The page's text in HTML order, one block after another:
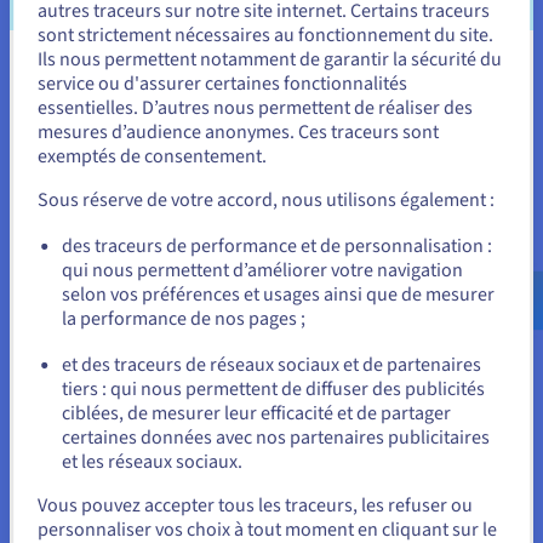
fichiers. Les réseaux de stockage SAN utilisent
généralement des protocoles à haut débit comme Fibre
Channel (FC) ou iSCSI (qui fonctionne sur Ethernet) et
fonctionnent sur un réseau dédié, garantissant ainsi
des performances élevées et une faible latence, isolés
du trafic LAN normal.
périphérique NAS fournit un accès au stockage au
de fichiers dédié. Les utilisateurs et les serveurs
accèdent aux données d’un NAS sous forme de fichiers
et de dossiers via des protocoles standard de partage
de fichiers en réseau, comme NFS (Network File System)
Message Block/Common Internet File System) pour
Windows.
En substance, un SAN est comme l'ajout d'un disque dur en
lecture et écriture à votre serveur (bien que sur un réseau),
Un NAS revient à accéder à un dossier partagé préformaté sur
Vous semblez être localisé en États-
Unis.
Pour commander, rendez-vous sur le site de votre pays (États-
Allez sur le site États-Unis
us.ovhcloud.com/
Anglais USD - $
ou
Rester sur le site actuel
Sélectionner un autre site web
autres traceurs sur notre site internet. Certains traceurs
sont strictement nécessaires au fonctionnement du site.
Ils nous permettent notamment de garantir la sécurité du
service ou d'assurer certaines fonctionnalités
essentielles. D’autres nous permettent de réaliser des
mesures d’audience anonymes. Ces traceurs sont
exemptés de consentement.
Sous réserve de votre accord, nous utilisons également :
des traceurs de performance et de personnalisation :
qui nous permettent d’améliorer votre navigation
selon vos préférences et usages ainsi que de mesurer
la performance de nos pages ;
et des traceurs de réseaux sociaux et de partenaires
tiers : qui nous permettent de diffuser des publicités
ciblées, de mesurer leur efficacité et de partager
certaines données avec nos partenaires publicitaires
et les réseaux sociaux.
Vous pouvez accepter tous les traceurs, les refuser ou
personnaliser vos choix à tout moment en cliquant sur le